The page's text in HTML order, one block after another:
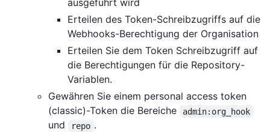
ausgeführt wird
Erteilen des Token-Schreibzugriffs auf die
Webhooks-Berechtigung der Organisation
Erteilen Sie dem Token Schreibzugriff auf
die Berechtigungen für die Repository-
Variablen.
Gewähren Sie einem personal access token
(classic)-Token die Bereiche
admin:org_hook
und repo .